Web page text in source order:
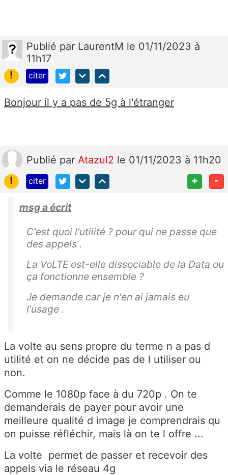
Publié par LaurentM le 01/11/2023 à
11h17
!
citer
Bonjour il y a pas de 5g à l'étranger
Publié par Atazul2 le 01/11/2023 à 11h20
!
citer + -
msg a écrit
C'est quoi l'utilité ? pour qui ne passe que
des appels .
La VoLTE est-elle dissociable de la Data ou
ça fonctionne ensemble ?
Je demande car je n'en ai jamais eu
l'usage .
La volte au sens propre du terme n a pas d
utilité et on ne décide pas de l utiliser ou
non.
Comme le 1080p face à du 720p . On te
demanderais de payer pour avoir une
meilleure qualité d image je comprendrais qu
on puisse réfléchir, mais là on te l offre ...
La volte permet de passer et recevoir des
appels via le réseau 4g